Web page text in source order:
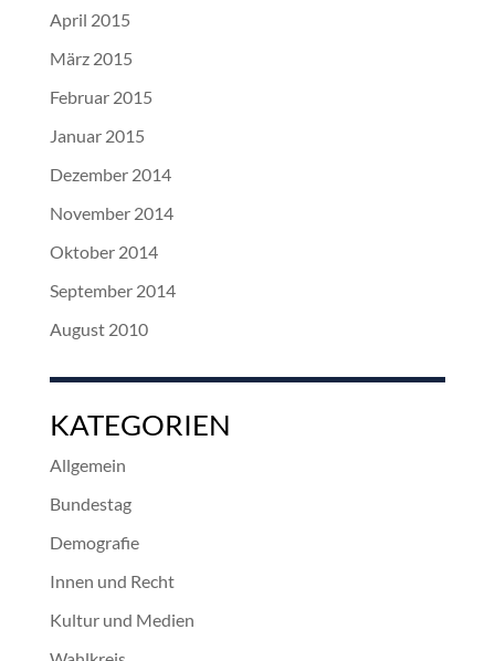
April 2015
März 2015
Februar 2015
Januar 2015
Dezember 2014
November 2014
Oktober 2014
September 2014
August 2010
KATEGORIEN
Allgemein
Bundestag
Demografie
Innen und Recht
Kultur und Medien